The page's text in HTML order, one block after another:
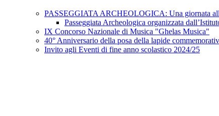
PASSEGGIATA ARCHEOLOGICA: Una giornata
Passeggiata Archeologica organizzata
IX Concorso Nazionale di Musica "Ghelas Musica"
40° Anniversario della posa della lapide
Invito agli Eventi di fine anno scolastico 2024/25